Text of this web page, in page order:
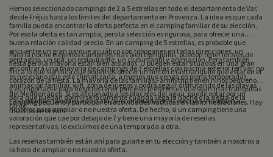
Hemos seleccionado campings de 2 a 5 estrellas en todo el departamento de Var,
desde Fréjus hasta los límites del departamento en Provenza. La idea es que cada
familia pueda encontrar la oferta perfecta en el camping familiar de su elección.
Por eso la oferta es tan amplia, pero la selección es rigurosa, para ofrecer una
buena relación calidad-precio. En un camping de 5 estrellas, es probable que
encuentre un gran parque acuático con toboganes en todas direcciones, un
pentagliss, un spa, un restaurante, un club infantil y animación. Pero también
encontrará una mayoría de campings de 3 estrellas con piscina exterior (en var, no
es necesario que esté climatizada, a menos que venga en plena temporada),
animación familiar, wifi, zona de juegos y podrá seguir disfrutando de las playas
del Mediterráneo. Si es aficionado a los placeres del agua, puede optar por un
camping pequeño y participar en actividades náuticas en las inmediaciones. Hay
muchos en el Var!
Para la noche elegimos campings más bien tranquilos, pueden tener locales de
fiesta pero la mayoría están bien aislados. O pueden estar situados en una gran
finca lo que significa que podemos ofrecer un rincón más tranquilo que estar en el
corazón de la fiesta. La mayoría de las familias Familytrip tienen niños pequeños
y es importante para nosotros tener parcelas preferentes que sean más tranquilas
para que puedan dormirse fácilmente cuando llega la noche o la siesta de la
tarde.
Las opiniones también están ahí para orientarte en tu elección y también a
nosotros para ampliar o no nuestra oferta. De hecho, si un camping tiene una
valoración que cae por debajo de 7 y tiene una mayoría de reseñas
representativas, lo excluimos de una temporada a otra.
Las reseñas también están ahí para guiarte en tu elección y también a nosotros a
la hora de ampliar o no nuestra oferta.